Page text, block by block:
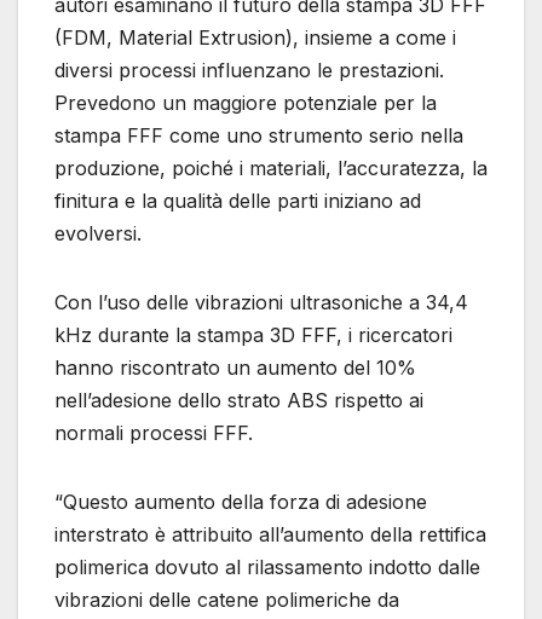
autori esaminano il futuro della stampa 3D FFF
(FDM, Material Extrusion), insieme a come i
diversi processi influenzano le prestazioni.
Prevedono un maggiore potenziale per la
stampa FFF come uno strumento serio nella
produzione, poiché i materiali, l’accuratezza, la
finitura e la qualità delle parti iniziano ad
evolversi.
Con l’uso delle vibrazioni ultrasoniche a 34,4
kHz durante la stampa 3D FFF, i ricercatori
hanno riscontrato un aumento del 10%
nell’adesione dello strato ABS rispetto ai
normali processi FFF.
“Questo aumento della forza di adesione
interstrato è attribuito all’aumento della rettifica
polimerica dovuto al rilassamento indotto dalle
vibrazioni delle catene polimeriche da